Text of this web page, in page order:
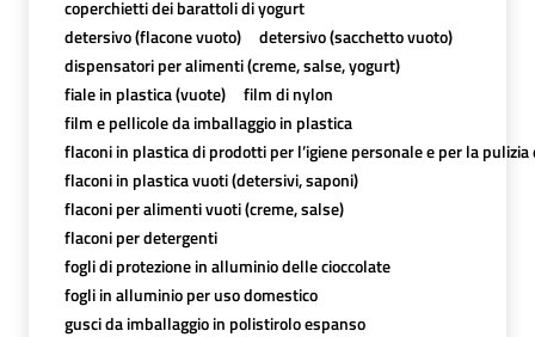
coperchietti dei barattoli di yogurt
detersivo (flacone vuoto)
detersivo (sacchetto vuoto)
dispensatori per alimenti (creme, salse, yogurt)
fiale in plastica (vuote)
film di nylon
film e pellicole da imballaggio in plastica
flaconi in plastica di prodotti per l’igiene personale e per la pulizia
flaconi in plastica vuoti (detersivi, saponi)
flaconi per alimenti vuoti (creme, salse)
flaconi per detergenti
fogli di protezione in alluminio delle cioccolate
fogli in alluminio per uso domestico
gusci da imballaggio in polistirolo espanso